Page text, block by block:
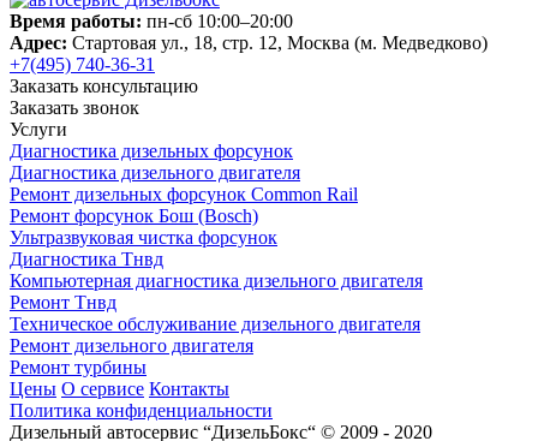
Время работы: пн-сб 10:00–20:00
Адрес: Стартовая ул., 18, стр. 12, Москва (м. Медведково)
+7(495) 740-36-31
Заказать консультацию
Заказать звонок
Услуги
Диагностика дизельных форсунок
Диагностика дизельного двигателя
Ремонт дизельных форсунок Common Rail
Ремонт форсунок Бош (Bosch)
Ультразвуковая чистка форсунок
Диагностика Тнвд
Компьютерная диагностика дизельного двигателя
Ремонт Тнвд
Техническое обслуживание дизельного двигателя
Ремонт дизельного двигателя
Ремонт турбины
Цены О сервисе Контакты
Политика конфиденциальности
Дизельный автосервис “ДизельБокс“ © 2009 - 2020